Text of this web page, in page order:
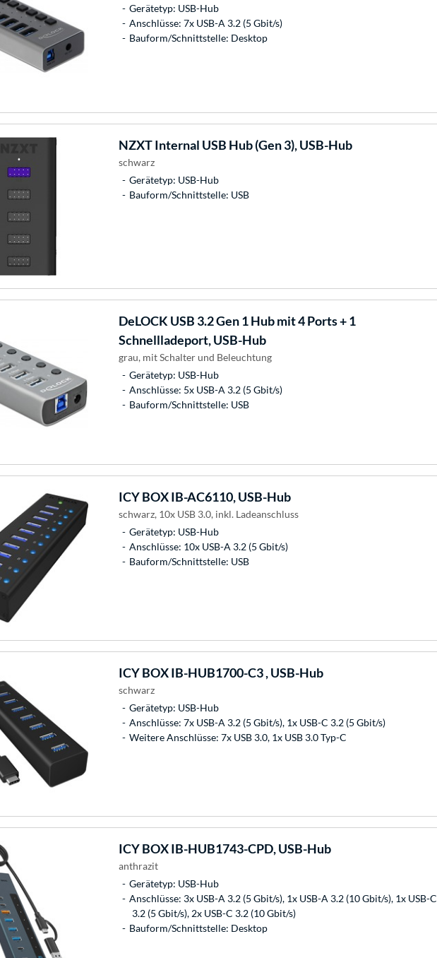
Gerätetyp: USB-Hub
Anschlüsse: 7x USB-A 3.2 (5 Gbit/s)
Bauform/Schnittstelle: Desktop
NZXTInternal USB Hub (Gen 3), USB-Hub
schwarz
Gerätetyp: USB-Hub
Bauform/Schnittstelle: USB
DeLOCK USB 3.2 Gen 1 Hub mit 4 Ports + 1
Schnellladeport, USB-Hub
grau, mit Schalter und Beleuchtung
Gerätetyp: USB-Hub
Anschlüsse: 5x USB-A 3.2 (5 Gbit/s)
Bauform/Schnittstelle: USB
ICY BOXIB-AC6110, USB-Hub
schwarz, 10x USB 3.0, inkl. Ladeanschluss
Gerätetyp: USB-Hub
Anschlüsse: 10x USB-A 3.2 (5 Gbit/s)
Bauform/Schnittstelle: USB
ICY BOXIB-HUB1700-C3 , USB-Hub
schwarz
Gerätetyp: USB-Hub
Anschlüsse: 7x USB-A 3.2 (5 Gbit/s), 1x USB-C 3.2 (5 Gbit/s)
Weitere Anschlüsse: 7x USB 3.0, 1x USB 3.0 Typ-C
ICY BOXIB-HUB1743-CPD, USB-Hub
anthrazit
Gerätetyp: USB-Hub
Anschlüsse: 3x USB-A 3.2 (5 Gbit/s), 1x USB-A 3.2 (10 Gbit/s), 1x USB-C
3.2 (5 Gbit/s), 2x USB-C 3.2 (10 Gbit/s)
Bauform/Schnittstelle: Desktop